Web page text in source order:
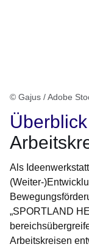
© Gajus / Adobe
Überblick
Als
(Weiter-
„SPORTLAND
Arbeitskreisen